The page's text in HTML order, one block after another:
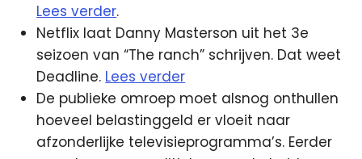
Lees verder.
Netflix laat Danny Masterson uit het 3e
seizoen van “The ranch” schrijven. Dat weet
Deadline. Lees verder
De publieke omroep moet alsnog onthullen
hoeveel belastinggeld er vloeit naar
afzonderlijke televisieprogramma’s. Eerder